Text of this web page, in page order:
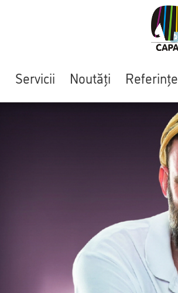
Servicii Noutăți Referințe